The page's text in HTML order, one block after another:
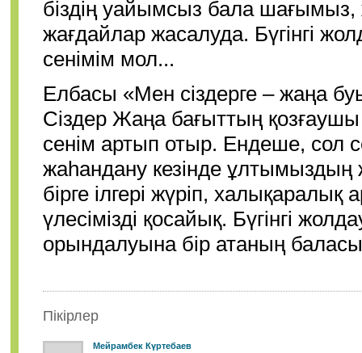
біздің уайымсыз бала
жағдайлар жасалуда. Бүгінгі
сенімім мол...
Елбасы «Мен сіздерге – жаңа
Сіздер Жаңа бағыттың қозғаушы
сенім артып отыр. Ендеше, сол
жаһандану кезінде ұлтымыздың
бірге ілгері жүріп, халықаралық
үлесімізді қосайық. Бүгінгі
орындалуына бір атаның
Пікірлер
Мейрамбек Күртебаев